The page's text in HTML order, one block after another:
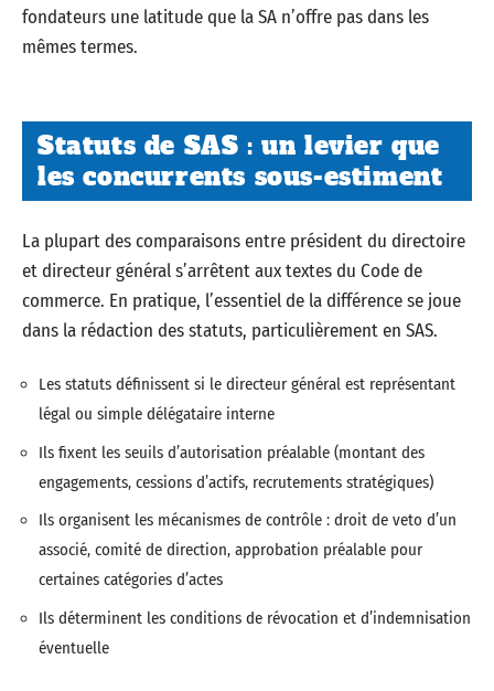
fondateurs une latitude que la SA n’offre pas dans les
mêmes termes.
Statuts de SAS : un levier que
les concurrents sous-estiment
La plupart des comparaisons entre président du directoire
et directeur général s’arrêtent aux textes du Code de
commerce. En pratique, l’essentiel de la différence se joue
dans la rédaction des statuts, particulièrement en SAS.
Les statuts définissent si le directeur général est représentant
légal ou simple délégataire interne
Ils fixent les seuils d’autorisation préalable (montant des
engagements, cessions d’actifs, recrutements stratégiques)
Ils organisent les mécanismes de contrôle : droit de veto d’un
associé, comité de direction, approbation préalable pour
certaines catégories d’actes
Ils déterminent les conditions de révocation et d’indemnisation
éventuelle